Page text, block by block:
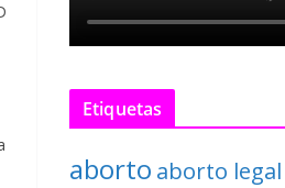
Etiquetas
aborto aborto legal